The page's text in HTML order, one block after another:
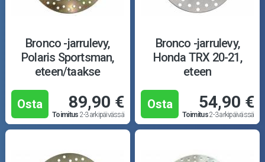
Bronco -jarrulevy,
Polaris Sportsman,
eteen/taakse
Osta 89,90 €
Toimitus 2-3 arkipäivässä
Bronco -jarrulevy,
Honda TRX 20-21,
eteen
Osta 54,90 €
Toimitus2-3 arkipäivässä